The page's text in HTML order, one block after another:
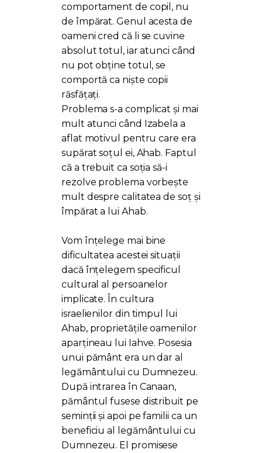
comportament de copil, nu
de împărat. Genul acesta de
oameni cred că li se cuvine
absolut totul, iar atunci când
nu pot obține totul, se
comportă ca niște copii
răsfățați.
Problema s-a complicat și mai
mult atunci când Izabela a
aflat motivul pentru care era
supărat soțul ei, Ahab. Faptul
că a trebuit ca soția să-i
rezolve problema vorbește
mult despre calitatea de soț și
împărat a lui Ahab.
Vom înțelege mai bine
dificultatea acestei situații
dacă înțelegem specificul
cultural al persoanelor
implicate. În cultura
israelienilor din timpul lui
Ahab, proprietățile oamenilor
aparțineau lui Iahve. Posesia
unui pământ era un dar al
legământului cu Dumnezeu.
După intrarea în Canaan,
pământul fusese distribuit pe
seminții și apoi pe familii ca un
beneficiu al legământului cu
Dumnezeu. El promisese